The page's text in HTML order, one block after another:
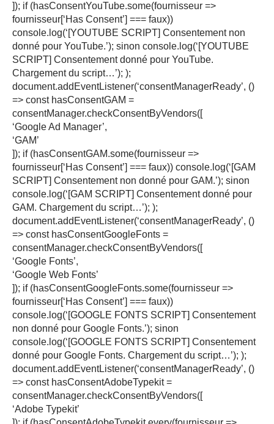
]); if (hasConsentYouTube.some(fournisseur =>
fournisseur[‘Has Consent’] === faux))
console.log(‘[YOUTUBE SCRIPT] Consentement non
donné pour YouTube.’); sinon console.log(‘[YOUTUBE
SCRIPT] Consentement donné pour YouTube.
Chargement du script…’); );
document.addEventListener(‘consentManagerReady’, ()
=> const hasConsentGAM =
consentManager.checkConsentByVendors([
‘Google Ad Manager’,
‘GAM’
]); if (hasConsentGAM.some(fournisseur =>
fournisseur[‘Has Consent’] === faux)) console.log(‘[GAM
SCRIPT] Consentement non donné pour GAM.’); sinon
console.log(‘[GAM SCRIPT] Consentement donné pour
GAM. Chargement du script…’); );
document.addEventListener(‘consentManagerReady’, ()
=> const hasConsentGoogleFonts =
consentManager.checkConsentByVendors([
‘Google Fonts’,
‘Google Web Fonts’
]); if (hasConsentGoogleFonts.some(fournisseur =>
fournisseur[‘Has Consent’] === faux))
console.log(‘[GOOGLE FONTS SCRIPT] Consentement
non donné pour Google Fonts.’); sinon
console.log(‘[GOOGLE FONTS SCRIPT] Consentement
donné pour Google Fonts. Chargement du script…’); );
document.addEventListener(‘consentManagerReady’, ()
=> const hasConsentAdobeTypekit =
consentManager.checkConsentByVendors([
‘Adobe Typekit’